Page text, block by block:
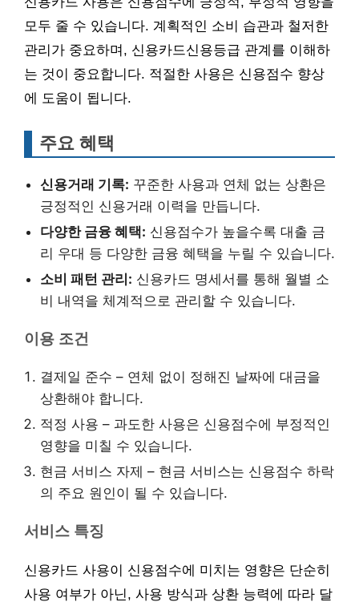
모두 줄 수 있습니다. 계획적인 소비 습관과 철저한
관리가 중요하며, 신용카드신용등급 관계를 이해하
는 것이 중요합니다. 적절한 사용은 신용점수 향상
에 도움이 됩니다.
주요 혜택
신용거래 기록: 꾸준한 사용과 연체 없는 상환은
긍정적인 신용거래 이력을 만듭니다.
다양한 금융 혜택: 신용점수가 높을수록 대출 금
리 우대 등 다양한 금융 혜택을 누릴 수 있습니다.
소비 패턴 관리: 신용카드 명세서를 통해 월별 소
비 내역을 체계적으로 관리할 수 있습니다.
이용 조건
결제일 준수 – 연체 없이 정해진 날짜에 대금을
상환해야 합니다.
적정 사용 – 과도한 사용은 신용점수에 부정적인
영향을 미칠 수 있습니다.
현금 서비스 자제 – 현금 서비스는 신용점수 하락
의 주요 원인이 될 수 있습니다.
서비스 특징
신용카드 사용이 신용점수에 미치는 영향은 단순히
사용 여부가 아닌, 사용 방식과 상환 능력에 따라 달